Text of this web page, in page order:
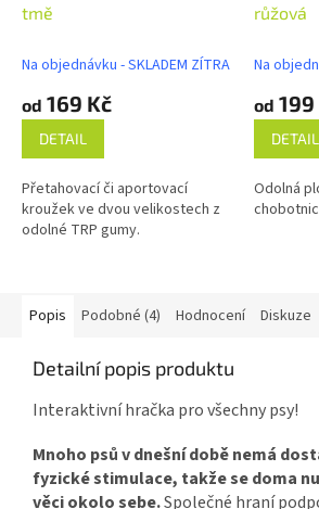
tmě
Na objednávku - SKLADEM ZÍTRA
od 169 Kč
DETAIL
Přetahovací či aportovací
kroužek ve dvou velikostech z
odolné TRP gumy.
růžová
Na
od 199
DETAIL
Odolná
Popis Podobné (4) Hodnocení Diskuze
Detailní popis produktu
Interaktivní hračka pro všechny psy!
Mnoho psů v dnešní době nemá
fyzické stimulace, takže se doma
věci okolo sebe.Společné hraní